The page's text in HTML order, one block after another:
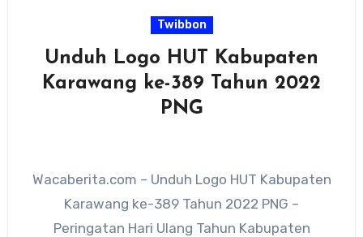
Twibbon
Unduh Logo HUT Kabupaten
Karawang ke-389 Tahun 2022
PNG
Wacaberita.com – Unduh Logo HUT Kabupaten
Karawang ke-389 Tahun 2022 PNG –
Peringatan Hari Ulang Tahun Kabupaten